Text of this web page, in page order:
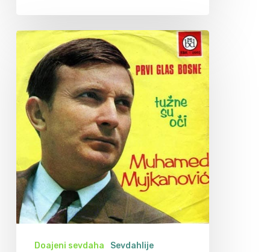
Doajeni sevdaha Sevdahlije